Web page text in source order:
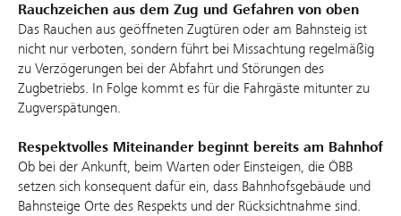
Rauchzeichen aus dem Zug und Gefahren von oben
Das Rauchen aus geöffneten Zugtüren oder am Bahnsteig ist
nicht nur verboten, sondern führt bei Missachtung regelmäßig
zu Verzögerungen bei der Abfahrt und Störungen des
Zugbetriebs. In Folge kommt es für die Fahrgäste mitunter zu
Zugverspätungen.
Respektvolles Miteinander beginnt bereits am Bahnhof
Ob bei der Ankunft, beim Warten oder Einsteigen, die ÖBB
setzen sich konsequent dafür ein, dass Bahnhofsgebäude und
Bahnsteige Orte des Respekts und der Rücksichtnahme sind.